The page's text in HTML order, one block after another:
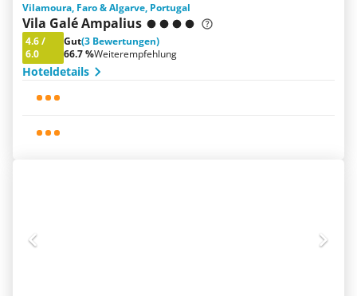
Vilamoura, Faro & Algarve, Portugal
Vila Galé Ampalius
4.6/
6.0
Gut(3 Bewertungen)
66.7 %Weiterempfehlung
Hoteldetails